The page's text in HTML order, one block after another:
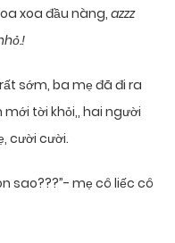
xoa đầu nàng, azzz
sớm, ba mẹ đã đi ra
tời khỏi,, hai người
cười cười.
sao???”- mẹ cô liếc cô